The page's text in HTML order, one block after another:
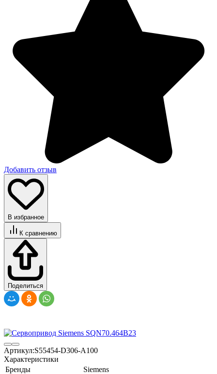
Добавить отзыв
В избранное
К сравнению
Поделиться
Артикул:S55454-D306-A100
Характеристики
Бренды
Siemens